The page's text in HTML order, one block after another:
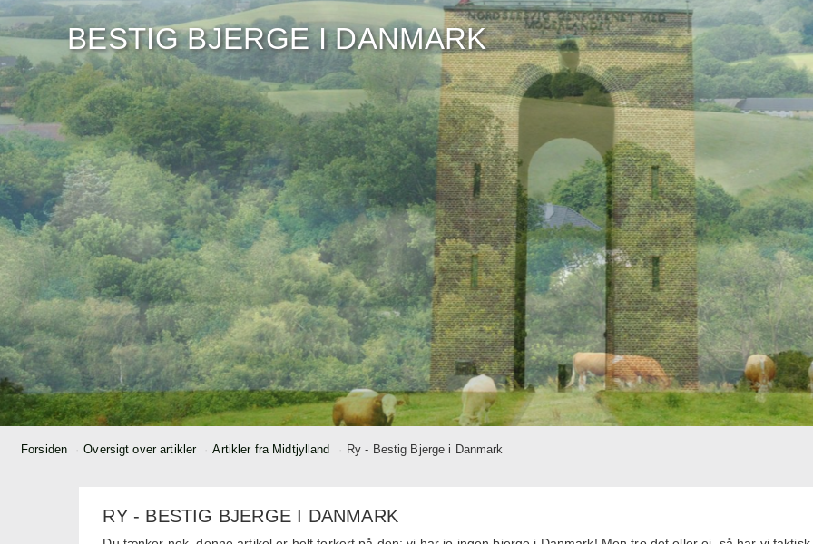
BESTIG BJERGE I DANMARK
Forsiden Oversigt over artikler Artikler fra Midtjylland Ry - Bestig Bjerge i Danmark
RY - BESTIG BJERGE I DANMARK